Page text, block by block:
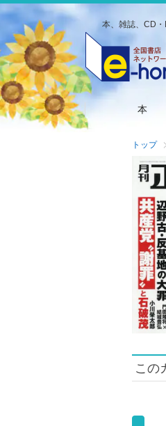
本、雑誌、CD
本
トップ
この